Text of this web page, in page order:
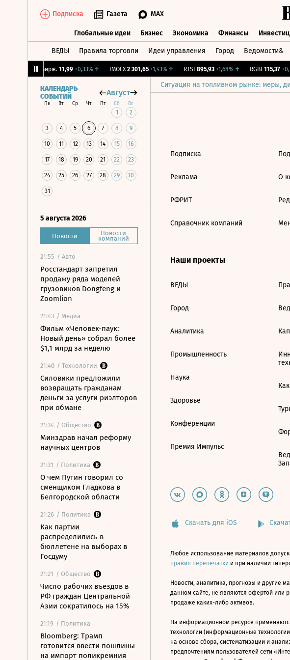
Подписка Газета MAX
Глобальные идеи Бизнес Экономика Финансы
ВЕДЫ Правила торговли Идеи управления Город Ведомости&
CNY Бирж. 11,99 +0,33%↑ IMOEX 2 301,65 +1,43%↑ RTSI 895,93 +1,68%↑ RGBI 115,37
Ситуация на топливном рынке: меры,
КАЛЕНДАРЬ
СОБЫТИЙ
Август
Пн Вт Ср Чт Пт Сб Вс
1 2
3 4 5 6 7 8 9
10 11 12 13 14 15 16
17 18 19 20 21 22 23
24 25 26 27 28 29 30
31
5 августа 2026
Новости Новости
компаний
21:55 / Авто
Росстандарт запретил
продажу ряда моделей
грузовиков Dongfeng и
Zoomlion
21:43 / Медиа
Фильм «Человек-паук:
Новый день» собрал более
$1,1 млрд за неделю
21:40 / Технологии
Силовики предложили
возвращать гражданам
деньги за услуги риэлторов
при обмане
21:34 / Общество
Минздрав начал реформу
научных центров
21:31 / Политика
О чем Путин говорил со
сменщиком Гладкова в
Белгородской области
21:26 / Политика
Как партии
распределились в
бюллетене на выборах в
Госдуму
21:21 / Общество
Число рабочих въездов в
РФ граждан Центральной
Азии сократилось на 15%
21:19 / Политика
Bloomberg: Трамп
готовится ввести пошлины
на импорт поликремния
Подписка
Реклама
РФРИТ
Справочник компаний
О
Наши проекты
ВЕДЫ
Город
Аналитика
Промышленность
Наука
Здоровье
Конференции
Премия Импульс
Скачать для iOS
Любое использование материалов
правил перепечатки и при наличии
Новости, аналитика, прогнозы и другие
данном сайте, не являются офертой или
продаже каких-либо активов.
На информационном ресурсе
технологии (информационные
на основе сбора, систематизации и
предпочтениям пользователей сети